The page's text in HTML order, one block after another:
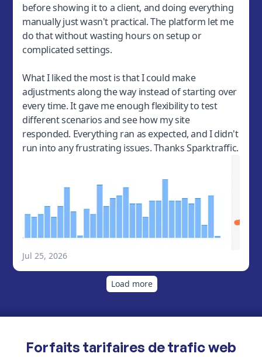
Forfaits tarifaires de trafic web